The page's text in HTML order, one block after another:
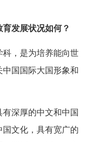
发展状况如何？
，是为培养能向世
国国际大国形象和
深厚的中文和中国
文化，具有宽广的